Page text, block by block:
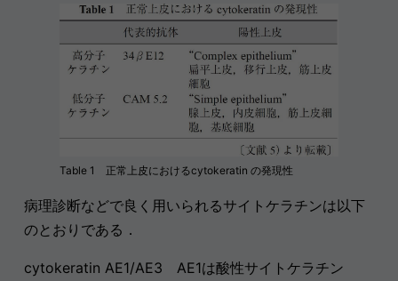
Table 1 正常上皮におけるcytokeratin の発現性
病理診断などで良く用いられるサイトケラチンは以下
のとおりである．
cytokeratin AE1/AE3 AE1は酸性サイトケラチン